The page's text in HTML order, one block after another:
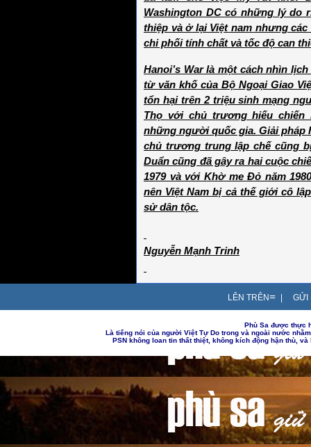
Washington DC có những lý do
thiệp và ở lại Việt nam nhưng các
chi phối tính chất và tốc độ can
Hanoi’s War là một cách nhìn
từ văn khố của Bộ Ngoại Giao
tổn hại trên 2 triệu sinh mạng
Thọ với chủ trương hiếu chiến
những người quốc gia. Giải pháp
chủ trương trung lập chế cũng
Duẩn cũng đã gây ra hai cuộc
1979 và với Khờ me Đỏ năm
nên Việt Nam bị cả thế giới cô
sử dân tộc.
Nguyễn Mạnh Trinh
LÊN TRÊN= GỬI
Phù Sa được thực
Là tiếng nói của người Việt Tự Do trong và ngoài nước
PSN không loan tin thất thiệt, không kích động hận thù,